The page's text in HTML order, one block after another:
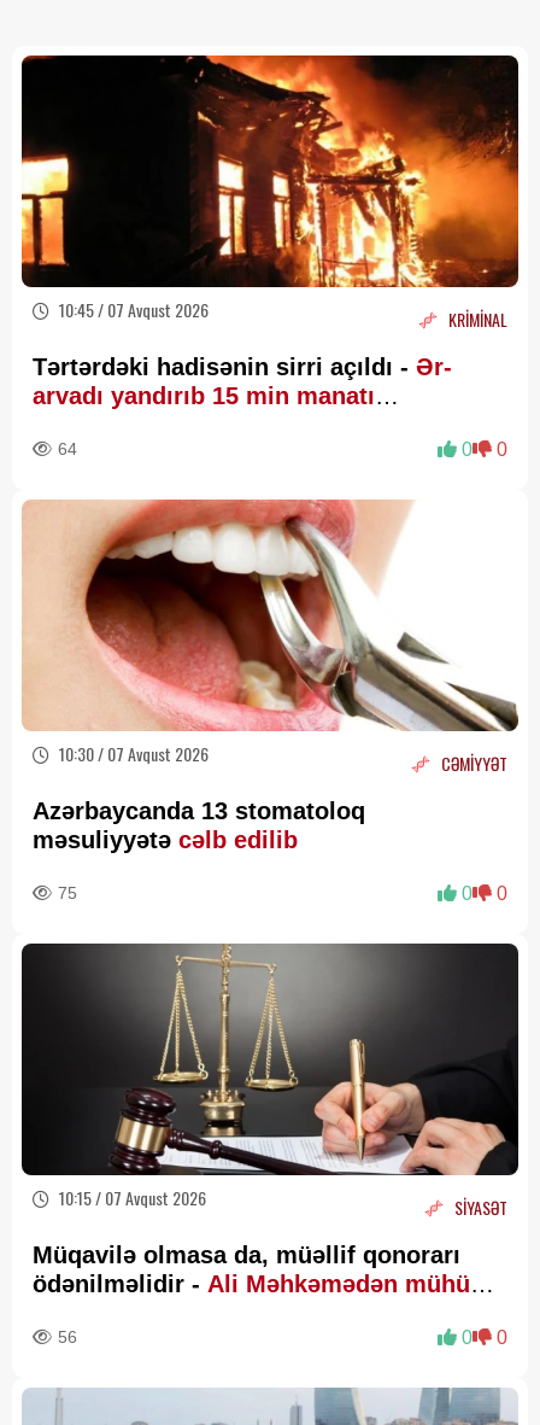
10:45 / 07 Avqust 2026 KRİMİNAL
Tərtərdəki hadisənin sirri açıldı - Ər-
arvadı yandırıb 15 min manatı
64 0 0
10:30 / 07 Avqust 2026 CƏMİYYƏT
Azərbaycanda 13 stomatoloq
məsuliyyətə cəlb edilib
75 0 0
10:15 / 07 Avqust 2026 SİYASƏT
Müqavilə olmasa da, müəllif qonorarı
ödənilməlidir - Ali Məhkəmədən mühüm
56 0 0